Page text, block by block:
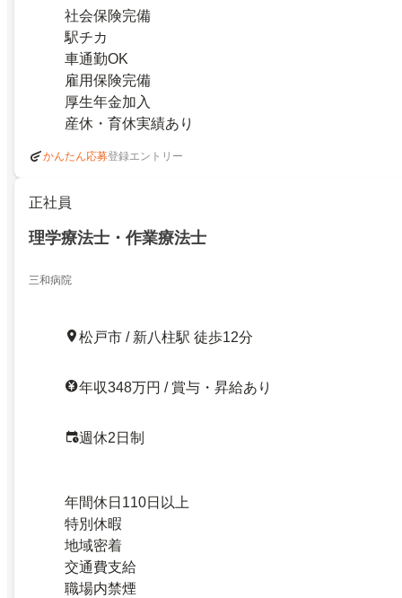
社会保険完備
駅チカ
車通勤OK
雇用保険完備
厚生年金加入
産休・育休実績あり
かんたん応募登録エントリー
正社員
理学療法士・作業療法士
三和病院
松戸市 / 新八柱駅 徒歩12分
年収348万円 / 賞与・昇給あり
週休2日制
年間休日110日以上
特別休暇
地域密着
交通費支給
職場内禁煙